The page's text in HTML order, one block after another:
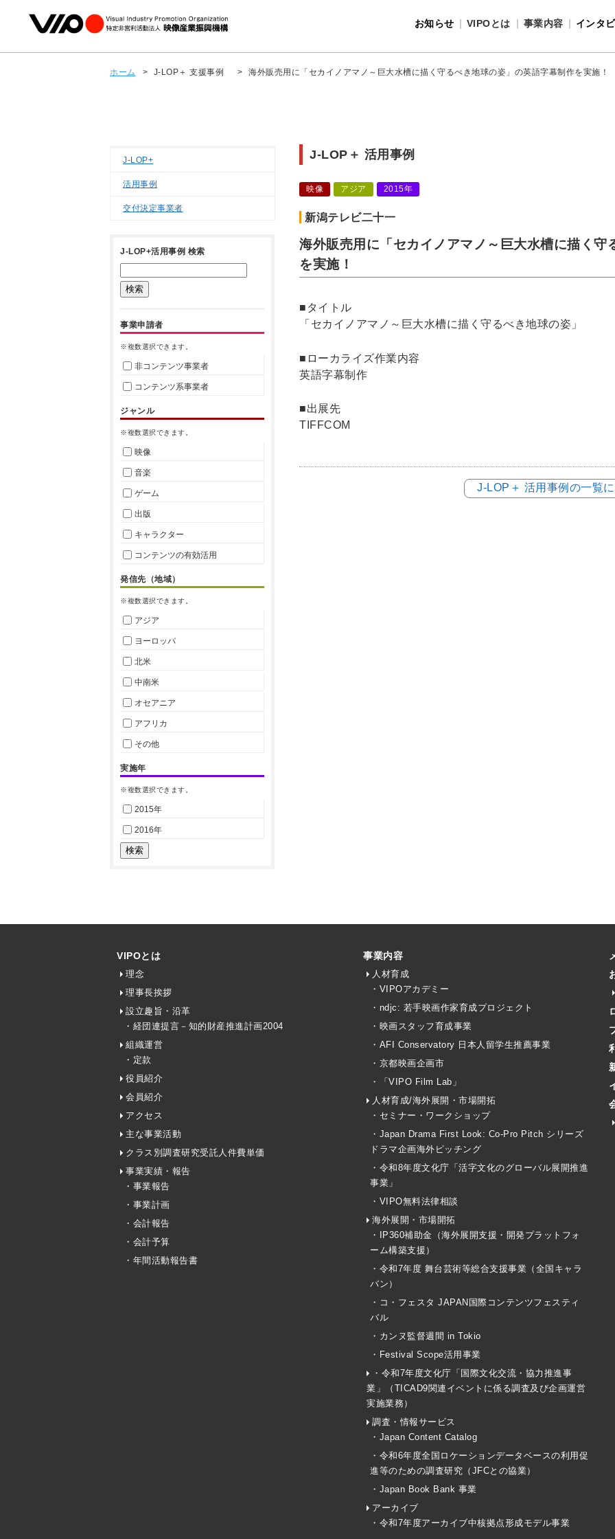
お知らせ VIPOとは
VIPOとは
事業内容
インタ
ホーム > J-LOP＋ 支援事例 > 海外販売用に「セカイノアマノ～巨大水槽に描く守るべき地球の姿」の英語字幕制作を実施！
J-LOP＋ 活用事例
映像 アジア 2015年
新潟テレビ二十一
海外販売用に「セカイノアマノ～巨大水槽に描く守
を実施！
■タイトル
「セカイノアマノ～巨大水槽に描く守るべき地球の姿」
■ローカライズ作業内容
英語字幕制作
■出展先
TIFFCOM
J-LOP＋ 活用事例の一覧
J-LOP+
活用事例
交付決定事業者
J-LOP+活用事例 検索
事業申請者
※複数選択できます。
非コンテンツ事業者
コンテンツ系事業者
ジャンル
※複数選択できます。
映像
音楽
ゲーム
出版
キャラクター
コンテンツの有効活用
発信先（地域）
※複数選択できます。
アジア
ヨーロッパ
北米
中南米
オセアニア
アフリカ
その他
実施年
※複数選択できます。
2015年
2016年
VIPOとは
理念
理事長挨拶
設立趣旨・沿革
・経団連提言－知的財産推進計画2004
組織運営
・定款
役員紹介
会員紹介
アクセス
主な事業活動
クラス別調査研究受託人件費単価
事業実績・報告
・事業報告
・事業計画
・会計報告
・会計予算
・年間活動報告書
事業内容
人材育成
・VIPOアカデミー
・ndjc: 若手映画作家育成プロジェクト
・映画スタッフ育成事業
・AFI Conservatory 日本人留学生推薦事業
・京都映画企画市
・「VIPO Film Lab」
人材育成/海外展開・市場開拓
・セミナー・ワークショップ
・Japan Drama First Look: Co-Pro Pitch シリーズ
ドラマ企画海外ピッチング
・令和8年度文化庁「活字文化のグローバル展開推進
事業」
・VIPO無料法律相談
海外展開・市場開拓
・IP360補助金（海外展開支援・開発プラットフォ
ーム構築支援）
・令和7年度 舞台芸術等総合支援事業（全国キャラ
バン）
・コ・フェスタ JAPAN国際コンテンツフェスティ
バル
・カンヌ監督週間 in Tokio
・Festival Scope活用事業
・令和7年度文化庁「国際文化交流・協力推進事
業」（TICAD9関連イベントに係る調査及び企画運営
実施業務）
調査・情報サービス
・Japan Content Catalog
・令和6年度全国ロケーションデータベースの利用促
進等のための調査研究（JFCとの協業）
・Japan Book Bank 事業
アーカイブ
・令和7年度アーカイブ中核拠点形成モデル事業